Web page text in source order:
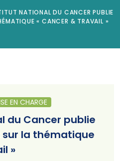
NATIONAL DU CANCER PUBLIE
« CANCER & TRAVAIL »
EN CHARGE
du Cancer publie
la thématique
»